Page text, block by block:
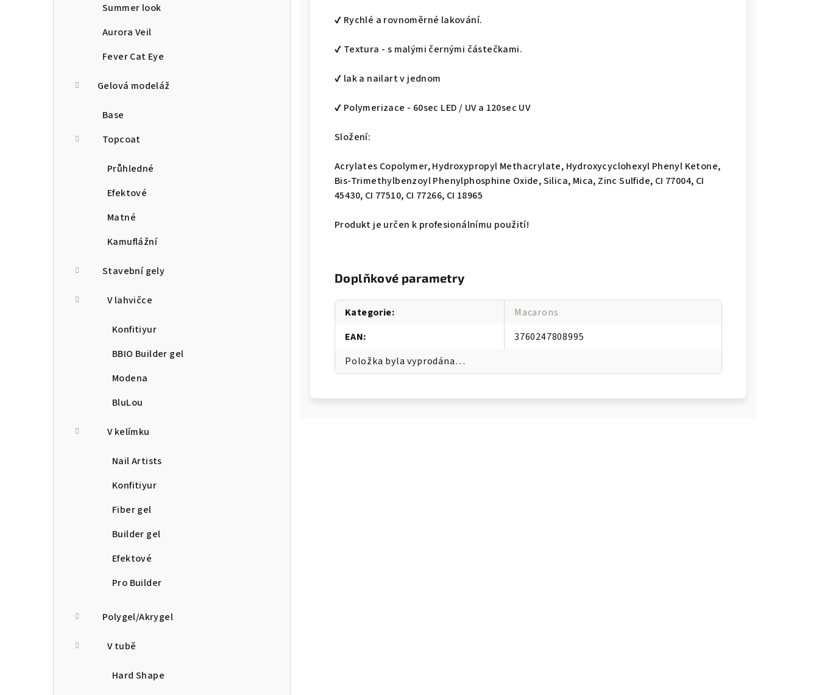
Summer look
Aurora Veil
Fever Cat Eye
Gelová modeláž
Base
Topcoat
Průhledné
Efektové
Matné
Kamuflážní
Stavební gely
V lahvičce
Konfitiyur
BBIO Builder gel
Modena
BluLou
V kelímku
Nail Artists
Konfitiyur
Fiber gel
Builder gel
Efektové
Pro Builder
Polygel/Akrygel
V tubě
Hard Shape
✔ Rychlé a rovnoměrné lakování.
✔ Textura - s malými černými částečkami.
✔ lak a nailart v jednom
✔ Polymerizace - 60sec LED / UV a 120sec UV
Složení:
Acrylates Copolymer, Hydroxypropyl Methacrylate, Hydroxycyclohexyl Phenyl Ketone,
Bis-Trimethylbenzoyl Phenylphosphine Oxide, Silica, Mica, Zinc Sulfide, CI 77004, CI
45430, CI 77510, CI 77266, CI 18965
Produkt je určen k profesionálnímu použití!
Doplňkové parametry
Kategorie:
Macarons
EAN:
3760247808995
Položka byla vyprodána…